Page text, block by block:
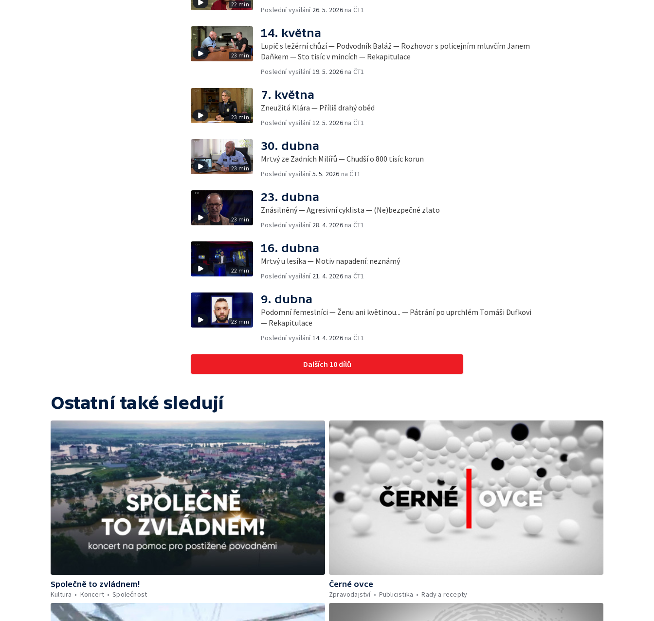
22 min
Poslední vysílání 26. 5. 2026na ČT1
23 min
14. května
Lupič s ležérní chůzí — Podvodník Baláž — Rozhovor s policejním mluvčím Janem
Daňkem — Sto tisíc v mincích — Rekapitulace
Poslední vysílání19. 5. 2026na ČT1
23 min
7. května
Zneužitá Klára — Příliš drahý oběd
Poslední vysílání12. 5. 2026na ČT1
23 min
30. dubna
Mrtvý ze Zadních Milířů — Chudší o 800 tisíc korun
Poslední vysílání5. 5. 2026 na ČT1
23 min
23. dubna
Znásilněný — Agresivní cyklista — (Ne)bezpečné zlato
Poslední vysílání 28. 4. 2026na ČT1
22 min
16. dubna
Mrtvý u lesíka — Motiv napadení: neznámý
Poslední vysílání 21. 4. 2026na ČT1
23 min
9. dubna
Podomní řemeslníci — Ženu ani květinou... — Pátrání po uprchlém Tomáši Dufkovi
— Rekapitulace
Poslední vysílání14. 4. 2026na ČT1
Dalších 10 dílů
Ostatní také sledují
Společně to zvládnem!
Kultura
Koncert Společnost
Černé ovce
Zpravodajství
Publicistika Rady a recepty